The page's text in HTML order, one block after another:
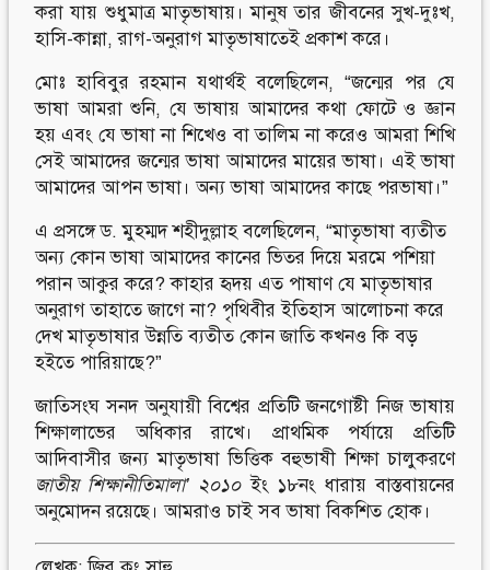
করা যায় শুধুমাত্র মাতৃভাষায়। মানুষ তার জীবনের সুখ-দুঃখ,
হাসি-কান্না, রাগ-অনুরাগ মাতৃভাষাতেই প্রকাশ করে।
মোঃ হাবিবুর রহমান যথার্থই বলেছিলেন, “জন্মের পর যে
ভাষা আমরা শুনি, যে ভাষায় আমাদের কথা ফোটে ও জ্ঞান
হয় এবং যে ভাষা না শিখেও বা তালিম না করেও আমরা শিখি
সেই আমাদের জন্মের ভাষা আমাদের মায়ের ভাষা। এই ভাষা
আমাদের আপন ভাষা। অন্য ভাষা আমাদের কাছে পরভাষা।”
এ প্রসঙ্গে ড. মুহম্মদ শহীদুল্লাহ বলেছিলেন, “মাতৃভাষা ব্যতীত
অন্য কোন ভাষা আমাদের কানের ভিতর দিয়ে মরমে পশিয়া
পরান আকুর করে? কাহার হৃদয় এত পাষাণ যে মাতৃভাষার
অনুরাগ তাহাতে জাগে না? পৃথিবীর ইতিহাস আলোচনা করে
দেখ মাতৃভাষার উন্নতি ব্যতীত কোন জাতি কখনও কি বড়
হইতে পারিয়াছে?”
জাতিসংঘ সনদ অনুযায়ী বিশ্বের প্রতিটি জনগোষ্টী নিজ ভাষায়
শিক্ষালাভের অধিকার রাখে। প্রাথমিক পর্যায়ে প্রতিটি
আদিবাসীর জন্য মাতৃভাষা ভিত্তিক বহুভাষী শিক্ষা চালুকরণে
জাতীয় শিক্ষানীতিমালা’ ২০১০ইং ১৮নং ধারায় বাস্তবায়নের
অনুমোদন রয়েছে। আমরাও চাই সব ভাষা বিকশিত হোক।